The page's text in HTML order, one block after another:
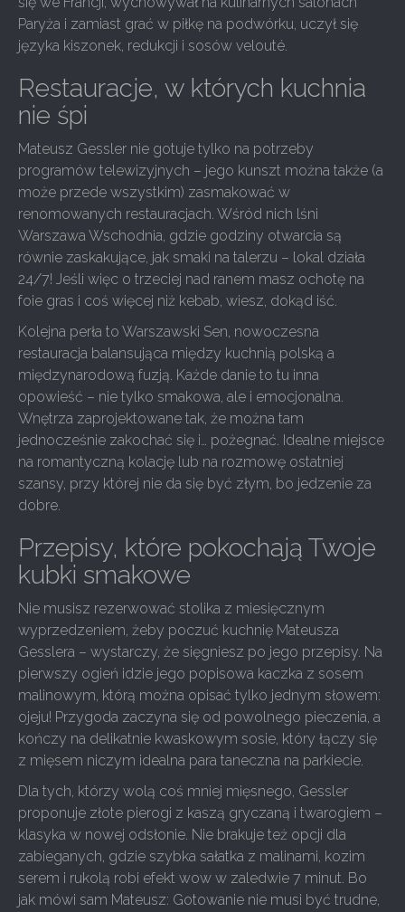
Paryża i zamiast grać w piłkę na podwórku, uczył się
języka kiszonek, redukcji i sosów velouté.
Restauracje, w których kuchnia
nie śpi
Mateusz Gessler nie gotuje tylko na potrzeby
programów telewizyjnych – jego kunszt można także (a
może przede wszystkim) zasmakować w
renomowanych restauracjach. Wśród nich lśni
Warszawa Wschodnia, gdzie godziny otwarcia są
równie zaskakujące, jak smaki na talerzu – lokal działa
24/7! Jeśli więc o trzeciej nad ranem masz ochotę na
foie gras i coś więcej niż kebab, wiesz, dokąd iść.
Kolejna perła to Warszawski Sen, nowoczesna
restauracja balansująca między kuchnią polską a
międzynarodową fuzją. Każde danie to tu inna
opowieść – nie tylko smakowa, ale i emocjonalna.
Wnętrza zaprojektowane tak, że można tam
jednocześnie zakochać się i… pożegnać. Idealne miejsce
na romantyczną kolację lub na rozmowę ostatniej
szansy, przy której nie da się być złym, bo jedzenie za
dobre.
Przepisy, które pokochają Twoje
kubki smakowe
Nie musisz rezerwować stolika z miesięcznym
wyprzedzeniem, żeby poczuć kuchnię Mateusza
Gesslera – wystarczy, że sięgniesz po jego przepisy. Na
pierwszy ogień idzie jego popisowa kaczka z sosem
malinowym, którą można opisać tylko jednym słowem:
ojeju! Przygoda zaczyna się od powolnego pieczenia, a
kończy na delikatnie kwaskowym sosie, który łączy się
z mięsem niczym idealna para taneczna na parkiecie.
Dla tych, którzy wolą coś mniej mięsnego, Gessler
proponuje złote pierogi z kaszą gryczaną i twarogiem –
klasyka w nowej odsłonie. Nie brakuje też opcji dla
zabieganych, gdzie szybka sałatka z malinami, kozim
serem i rukolą robi efekt wow w zaledwie 7 minut. Bo
jak mówi sam Mateusz: Gotowanie nie musi być trudne,